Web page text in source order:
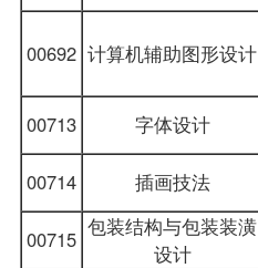
00692 计算机辅助图形设计
00713
字体设计
00714 插画技法
00715 包装结构与包装装潢
设计